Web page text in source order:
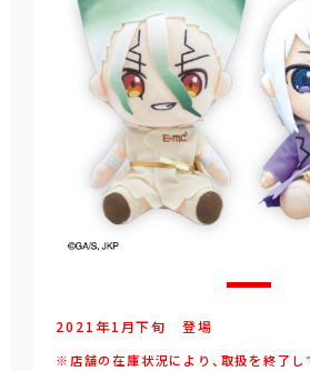
2021年1 月下旬 登場
※店舗の在庫状況により、取扱を終了